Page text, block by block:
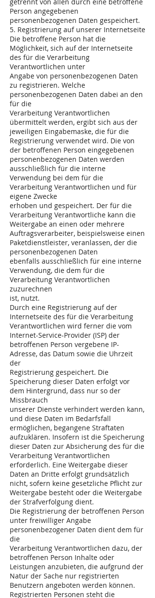
Person angegebenen
personenbezogenen Daten gespeichert.
5. Registrierung auf unserer Internetseite
Die betroffene Person hat die
Möglichkeit, sich auf der Internetseite
des für die Verarbeitung
Verantwortlichen unter
Angabe von personenbezogenen Daten
zu registrieren. Welche
personenbezogenen Daten dabei an den
für die
Verarbeitung Verantwortlichen
übermittelt werden, ergibt sich aus der
jeweiligen Eingabemaske, die für die
Registrierung verwendet wird. Die von
der betroffenen Person eingegebenen
personenbezogenen Daten werden
ausschließlich für die interne
Verwendung bei dem für die
Verarbeitung Verantwortlichen und für
eigene Zwecke
erhoben und gespeichert. Der für die
Verarbeitung Verantwortliche kann die
Weitergabe an einen oder mehrere
Auftragsverarbeiter, beispielsweise einen
Paketdienstleister, veranlassen, der die
personenbezogenen Daten
ebenfalls ausschließlich für eine interne
Verwendung, die dem für die
Verarbeitung Verantwortlichen
zuzurechnen
ist, nutzt.
Durch eine Registrierung auf der
Internetseite des für die Verarbeitung
Verantwortlichen wird ferner die vom
Internet-Service-Provider (ISP) der
betroffenen Person vergebene IP-
Adresse, das Datum sowie die Uhrzeit
der
Registrierung gespeichert. Die
Speicherung dieser Daten erfolgt vor
dem Hintergrund, dass nur so der
Missbrauch
unserer Dienste verhindert werden kann,
und diese Daten im Bedarfsfall
ermöglichen, begangene Straftaten
aufzuklären. Insofern ist die Speicherung
dieser Daten zur Absicherung des für die
Verarbeitung Verantwortlichen
erforderlich. Eine Weitergabe dieser
Daten an Dritte erfolgt grundsätzlich
nicht, sofern keine gesetzliche Pflicht zur
Weitergabe besteht oder die Weitergabe
der Strafverfolgung dient.
Die Registrierung der betroffenen Person
unter freiwilliger Angabe
personenbezogener Daten dient dem für
die
Verarbeitung Verantwortlichen dazu, der
betroffenen Person Inhalte oder
Leistungen anzubieten, die aufgrund der
Natur der Sache nur registrierten
Benutzern angeboten werden können.
Registrierten Personen steht die